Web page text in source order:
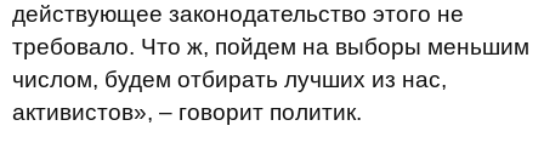
действующее законодательство этого не
требовало. Что ж, пойдем на выборы меньшим
числом, будем отбирать лучших из нас,
активистов», – говорит политик.